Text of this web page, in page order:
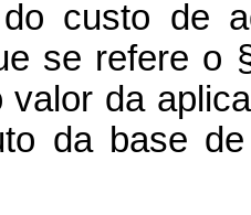
do custo de
se refere o
valor da
da base